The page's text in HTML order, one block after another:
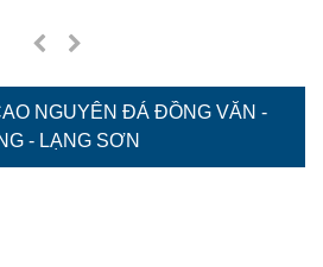
NGUYÊN ĐÁ ĐỒNG VĂN -
- LẠNG SƠN